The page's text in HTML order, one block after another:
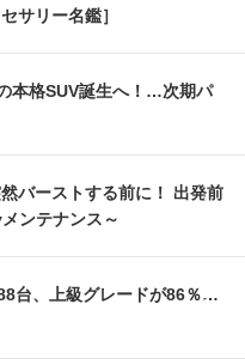
サリー名鑑］
本格SUV誕生へ！…次期パ
バーストする前に！ 出発前
ンテナンス～
台、上級グレードが86％…